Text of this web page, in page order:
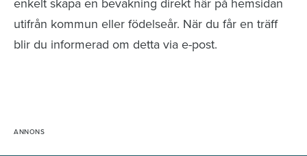
utifrån kommun eller födelseår. När du får en träff
blir du informerad om detta via e-post.